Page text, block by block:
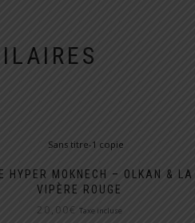
HYPER MOKNECH – OLKAN & LA
VIPÈRE ROUGE
20,00€ Taxe incluse